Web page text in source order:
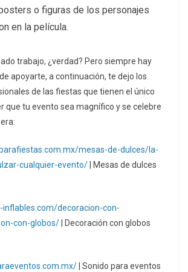
o figuras de los personajes
en la película.
trabajo, ¿verdad? Pero siempre hay
apoyarte, a continuación, te dejo los
de las fiestas que tienen el único
que tu evento sea magnífico y se celebre
mesas-de-dulces/la-
cualquier-evento/ | Mesas de dulces
decoracion-con-
con-globos/ | Decoración con globos
| Sonido para eventos